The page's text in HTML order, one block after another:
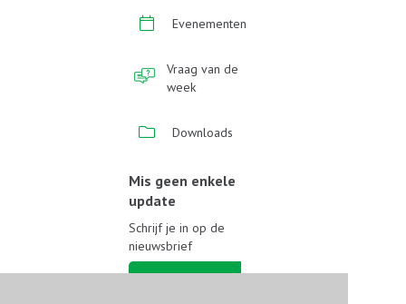
Evenementen
Vraag van de
week
Downloads
Mis geen enkele
update
Schrijf je in op de
nieuwsbrief